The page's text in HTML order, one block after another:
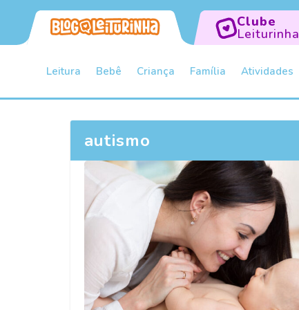
Clube
Leiturinha
Leitura Bebê Criança Família Atividades
autismo